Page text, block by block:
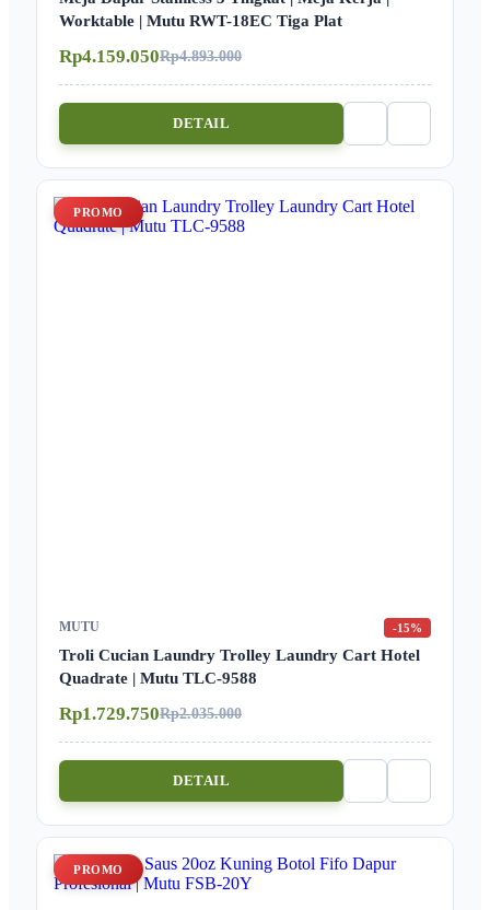
Worktable | Mutu RWT-18EC Tiga Plat
Rp4.159.050Rp4.893.000
DETAIL
PROMO
MUTU -15%
Troli Cucian Laundry Trolley Laundry Cart Hotel
Quadrate | Mutu TLC-9588
Rp1.729.750Rp2.035.000
DETAIL
PROMO